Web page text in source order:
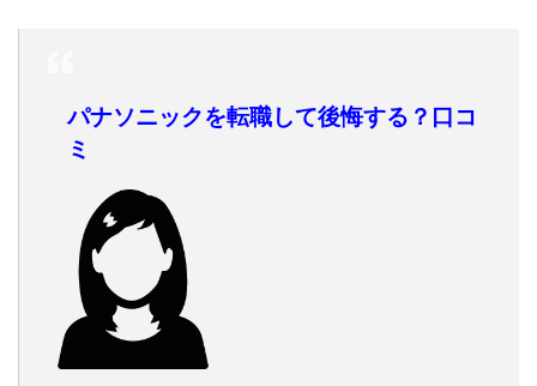
パナソニックを転職して後悔する？口コ
ミ